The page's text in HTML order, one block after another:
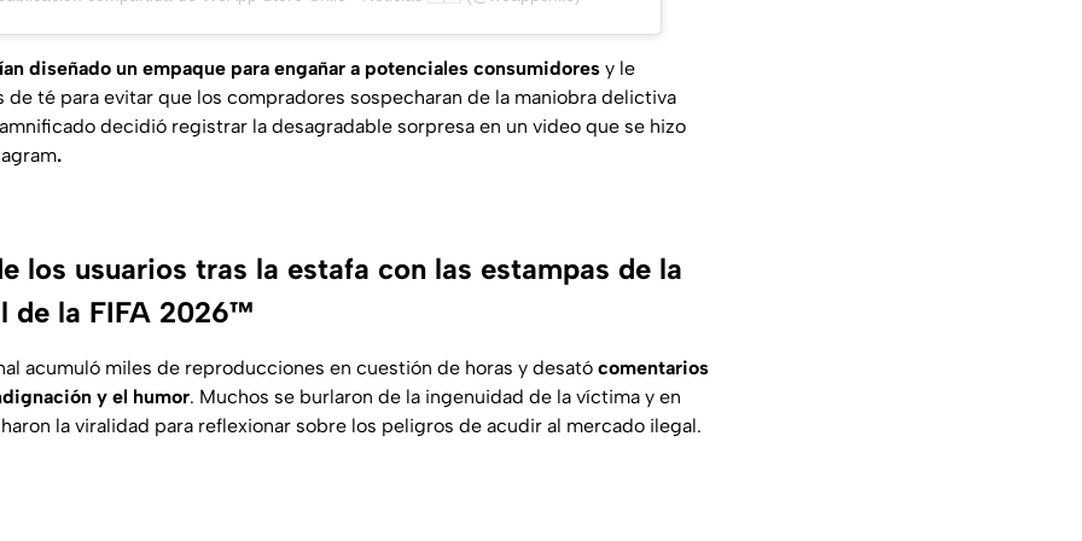
diseñado un empaque para engañar a potenciales consumidores y le
de té para evitar que los compradores sospecharan de la maniobra delictiva
decidió registrar la desagradable sorpresa en un video que se hizo
.
los usuarios tras la estafa con las estampas de la
de la FIFA 2026™
acumuló miles de reproducciones en cuestión de horas y desató comentarios
y el humor. Muchos se burlaron de la ingenuidad de la víctima y en
la viralidad para reflexionar sobre los peligros de acudir al mercado ilegal.